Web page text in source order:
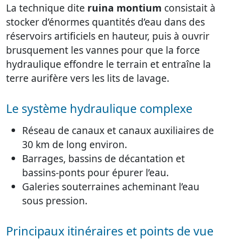
La technique dite ruina montium consistait à
stocker d’énormes quantités d’eau dans des
réservoirs artificiels en hauteur, puis à ouvrir
brusquement les vannes pour que la force
hydraulique effondre le terrain et entraîne la
terre aurifère vers les lits de lavage.
Le système hydraulique complexe
Réseau de canaux et canaux auxiliaires de
30 km de long environ.
Barrages, bassins de décantation et
bassins-ponts pour épurer l’eau.
Galeries souterraines acheminant l’eau
sous pression.
Principaux itinéraires et points de vue